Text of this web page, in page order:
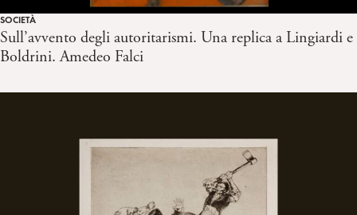
SOCIETÀ
Sull’avvento degli autoritarismi. Una replica a Lingiardi e
Boldrini. Amedeo Falci